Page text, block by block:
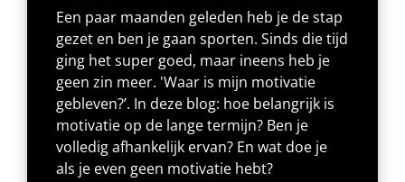
Een paar maanden geleden heb je de stap
gezet en ben je gaan sporten. Sinds die tijd
ging het super goed, maar ineens heb je
geen zin meer. 'Waar is mijn motivatie
gebleven?’. In deze blog: hoe belangrijk is
motivatie op de lange termijn? Ben je
volledig afhankelijk ervan? En wat doe je
als je even geen motivatie hebt?